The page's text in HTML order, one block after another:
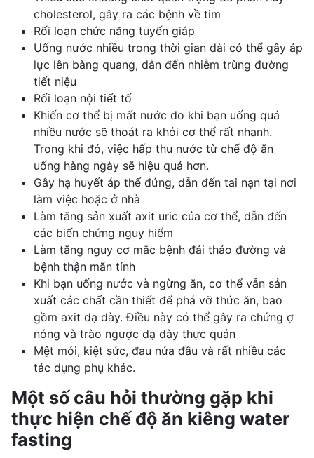
cholesterol, gây ra các bệnh về tim
Rối loạn chức năng tuyến giáp
Uống nước nhiều trong thời gian dài có thể gây áp
lực lên bàng quang, dẫn đến nhiễm trùng đường
tiết niệu
Rối loạn nội tiết tố
Khiến cơ thể bị mất nước do khi bạn uống quá
nhiều nước sẽ thoát ra khỏi cơ thể rất nhanh.
Trong khi đó, việc hấp thu nước từ chế độ ăn
uống hàng ngày sẽ hiệu quả hơn.
Gây hạ huyết áp thế đứng, dẫn đến tai nạn tại nơi
làm việc hoặc ở nhà
Làm tăng sản xuất axit uric của cơ thể, dẫn đến
các biến chứng nguy hiểm
Làm tăng nguy cơ mắc bệnh đái tháo đường và
bệnh thận mãn tính
Khi bạn uống nước và ngừng ăn, cơ thể vẫn sản
xuất các chất cần thiết để phá vỡ thức ăn, bao
gồm axit dạ dày. Điều này có thể gây ra chứng ợ
nóng và trào ngược dạ dày thực quản
Mệt mỏi, kiệt sức, đau nửa đầu và rất nhiều các
tác dụng phụ khác.
Một số câu hỏi thường gặp khi
thực hiện chế độ ăn kiêng water
fasting